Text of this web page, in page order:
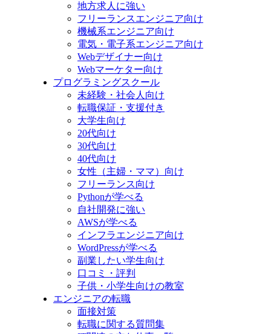
地方求人に強い
フリーランスエンジニア向け
機械系エンジニア向け
電気・電子系エンジニア向け
Webデザイナー向け
Webマーケター向け
プログラミングスクール
未経験・社会人向け
転職保証・支援付き
大学生向け
20代向け
30代向け
40代向け
女性（主婦・ママ）向け
フリーランス向け
Pythonが学べる
自社開発に強い
AWSが学べる
インフラエンジニア向け
WordPressが学べる
副業したい学生向け
口コミ・評判
子供・小学生向けの教室
エンジニアの転職
面接対策
転職に関する質問集